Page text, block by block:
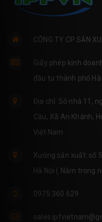
CÔNG TY CP SẢN
Giấy phép kinh
đầu tư thành phố
Địa chỉ: Số nhà 11,
Cầu, Xã An Khánh,
Việt Nam
Xưởng sản xuất: số
Hà Nội ( Nằm trong
0975.360.629